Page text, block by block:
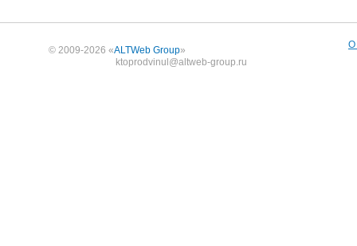
© 2009-2026 «ALTWeb Group»
ktoprodvinul@altweb-group.ru
О